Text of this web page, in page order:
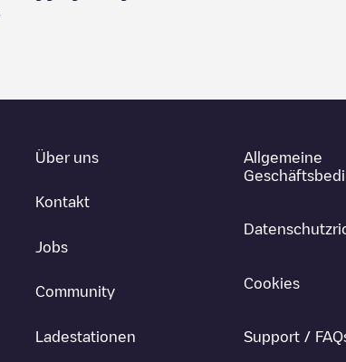
Über uns
Kontakt
Jobs
Community
Ladestationen
Allgemeine
Cookies
Support /